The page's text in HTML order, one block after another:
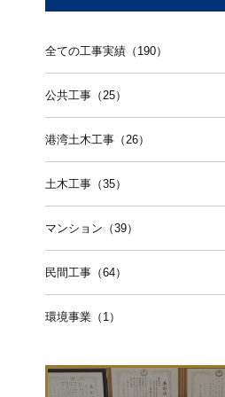
全ての工事実績（190）
公共工事（25）
港湾土木工事（26）
土木工事（35）
マンション（39）
民間工事（64）
環境事業（1）